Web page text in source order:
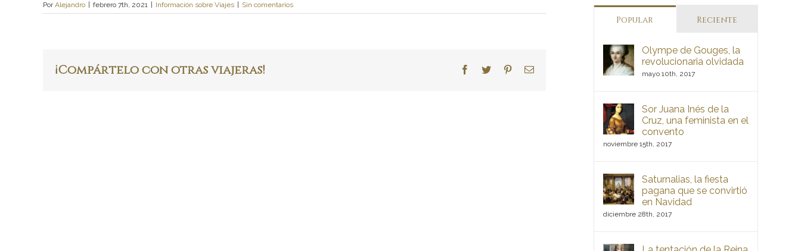
PorAlejandro febrero 7th, 2021 Información sobre Viajes Sin comentarios
¡Compártelo con otras viajeras! Facebook
Twitter PinterestCorreo
Popular Reciente
Olympe de Gouges, la
revolucionaria olvidada
mayo 10th, 2017
Sor Juana Inés de la
Cruz, una feminista en el
convento
noviembre 15th, 2017
Saturnalias, la fiesta
pagana que se convirtió
en Navidad
diciembre 28th, 2017